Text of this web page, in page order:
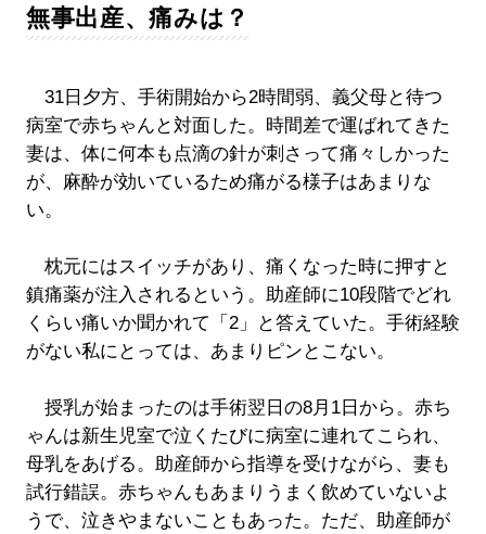
無事出産、痛みは？
31日夕方、手術開始から2時間弱、義父母と待つ
病室で赤ちゃんと対面した。時間差で運ばれてきた
妻は、体に何本も点滴の針が刺さって痛々しかった
が、麻酔が効いているため痛がる様子はあまりな
い。
枕元にはスイッチがあり、痛くなった時に押すと
鎮痛薬が注入されるという。助産師に10段階でどれ
くらい痛いか聞かれて「2」と答えていた。手術経験
がない私にとっては、あまりピンとこない。
授乳が始まったのは手術翌日の8月1日から。赤ち
ゃんは新生児室で泣くたびに病室に連れてこられ、
母乳をあげる。助産師から指導を受けながら、妻も
試行錯誤。赤ちゃんもあまりうまく飲めていないよ
うで、泣きやまないこともあった。ただ、助産師が